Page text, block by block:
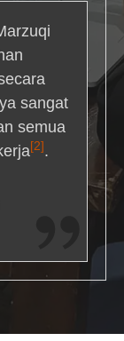
sangat
semua
[2] .